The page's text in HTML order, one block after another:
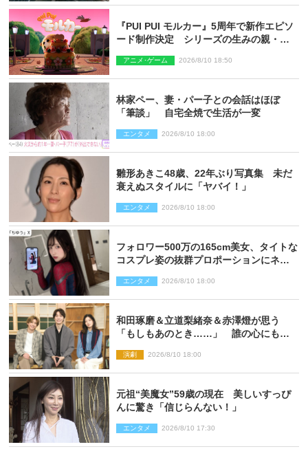
『PUI PUI モルカー』5周年で新作エピソ
ード制作決定 シリーズの生みの親・見
アニメ･ゲーム 2026/8/10 18:50
林家ペー、妻・パー子との会話はほぼ
「筆談」 自宅全焼で生活が一変
エンタメ 2026/8/10 18:00
雛形あきこ48歳、22年ぶり写真集 未だ
衰えぬスタイルに「ヤバイ！」
エンタメ 2026/8/10 18:00
フォロワー500万の165cm美女、タイトな
コスプレ姿の抜群プロポーションにネッ
エンタメ 2026/8/10 18:00
和田琢磨＆立道梨緒奈＆赤澤燈が思う
「もしもあのとき……」 誰の心にもあ
思い
演劇 2026/8/10 18:00
元祖“美魔女”59歳の現在 美しいすっぴ
んに驚き「信じらんない！」
エンタメ 2026/8/10 17:30